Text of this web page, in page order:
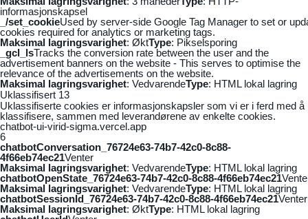
informasjonskapsel
_/set_cookieUsed by server-side Google Tag Manager to set or
cookies required for analytics or marketing tags.
Maksimal lagringsvarighet: ØktType: Pikselsporing
_gcl_lsTracks the conversion rate between the user and the
advertisement banners on the website - This serves to optimise the
relevance of the advertisements on the website.
Maksimal lagringsvarighet: VedvarendeType: HTML lokal lagring
Uklassifisert 13
Uklassifiserte cookies er informasjonskapsler som vi er i ferd med å
klassifisere, sammen med leverandørene av enkelte cookies.
chatbot-ui-virid-sigma.vercel.app
6
chatbotConversation_76724e63-74b7-42c0-8c88-
4f66eb74ec21Venter
Maksimal lagringsvarighet: VedvarendeType: HTML lokal lagring
chatbotOpenState_76724e63-74b7-42c0-8c88-4f66eb74ec21
Maksimal lagringsvarighet: VedvarendeType: HTML lokal lagring
chatbotSessionId_76724e63-74b7-42c0-8c88-4f66eb74ec21Venter
Maksimal lagringsvarighet: ØktType: HTML lokal lagring